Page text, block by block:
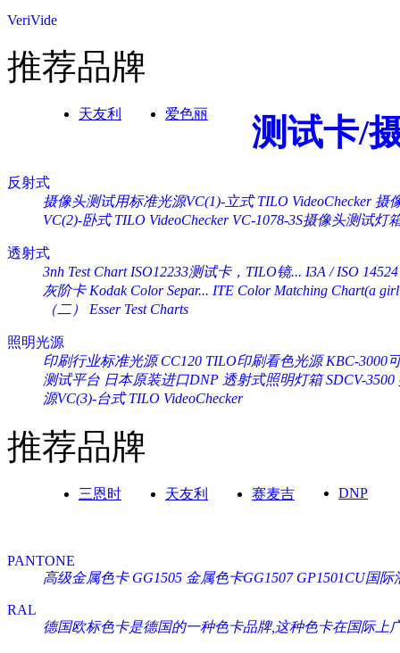
VeriVide
推荐品牌
天友利 爱色丽 测试卡/
反射式
摄像头测试用标准光源VC(1)-立式 TILO VideoChecker 摄
VC(2)-卧式 TILO VideoChecker VC-1078-3S摄像头测试灯
透射式
3nh Test Chart ISO12233测试卡，TILO镜... I3A / ISO
灰阶卡 Kodak Color Separ... ITE Color Matching Chart(a
（二） Esser Test Charts
照明光源
印刷行业标准光源 CC120 TILO印刷看色光源 KBC-3000
测试平台 日本原装进口DNP 透射式照明灯箱 SDCV-3500
源VC(3)-台式 TILO VideoChecker
推荐品牌
三恩时 天友利 赛麦吉 DNP
PANTONE
高级金属色卡 GG1505 金属色卡GG1507 GP1501CU国
RAL
德国欧标色卡是德国的一种色卡品牌,这种色卡在国际上